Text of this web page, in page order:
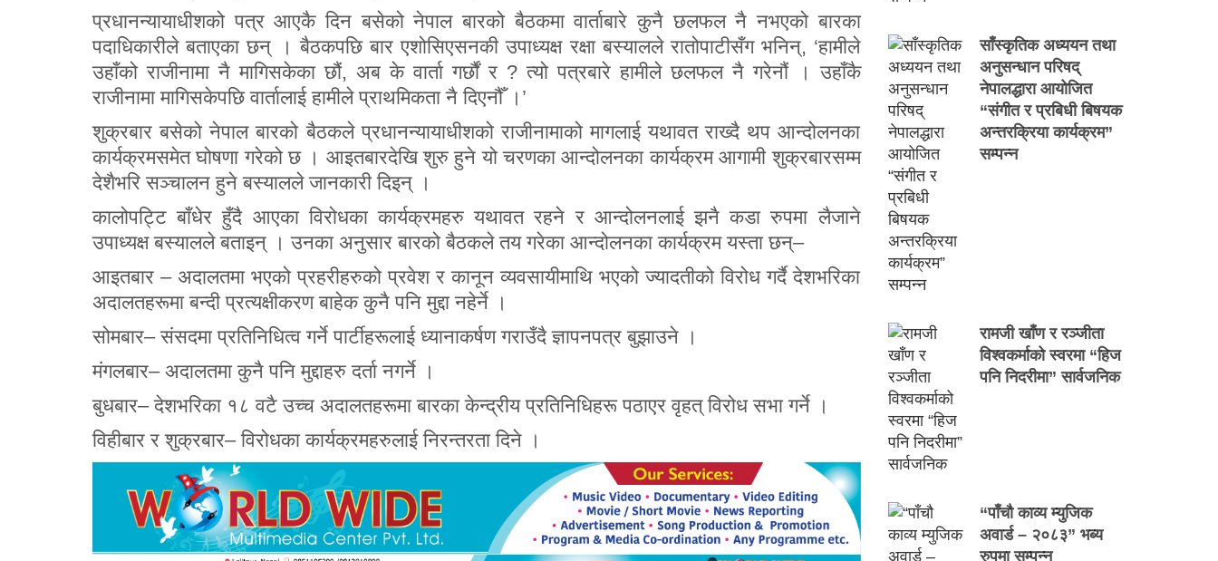
प्रधानन्यायाधीशको पत्र आएकै दिन बसेको नेपाल बारको बैठकमा वार्ताबारे कुनै छलफल नै नभएको बारका
पदाधिकारीले बताएका छन् । बैठकपछि बार एशोसिएसनकी उपाध्यक्ष रक्षा बस्यालले रातोपाटीसँग भनिन्, ‘हामीले
उहाँको राजीनामा नै मागिसकेका छौं, अब के वार्ता गर्छौं र ? त्यो पत्रबारे हामीले छलफल नै गरेनौं । उहाँकै
राजीनामा मागिसकेपछि वार्तालाई हामीले प्राथमिकता नै दिएनौँ ।’
शुक्रबार बसेको नेपाल बारको बैठकले प्रधानन्यायाधीशको राजीनामाको मागलाई यथावत राख्दै थप आन्दोलनका
कार्यक्रमसमेत घोषणा गरेको छ । आइतबारदेखि शुरु हुने यो चरणका आन्दोलनका कार्यक्रम आगामी शुक्रबारसम्म
देशैभरि सञ्चालन हुने बस्यालले जानकारी दिइन् ।
कालोपट्टि बाँधेर हुँदै आएका विरोधका कार्यक्रमहरु यथावत रहने र आन्दोलनलाई झनै कडा रुपमा लैजाने
उपाध्यक्ष बस्यालले बताइन् । उनका अनुसार बारको बैठकले तय गरेका आन्दोलनका कार्यक्रम यस्ता छन्–
आइतबार – अदालतमा भएको प्रहरीहरुको प्रवेश र कानून व्यवसायीमाथि भएको ज्यादतीको विरोध गर्दै देशभरिका
अदालतहरूमा बन्दी प्रत्यक्षीकरण बाहेक कुनै पनि मुद्दा नहेर्ने ।
सोमबार– संसदमा प्रतिनिधित्व गर्ने पार्टीहरूलाई ध्यानाकर्षण गराउँदै ज्ञापनपत्र बुझाउने ।
मंगलबार– अदालतमा कुनै पनि मुद्दाहरु दर्ता नगर्ने ।
बुधबार– देशभरिका १८ वटै उच्च अदालतहरूमा बारका केन्द्रीय प्रतिनिधिहरू पठाएर वृहत् विरोध सभा गर्ने ।
विहीबार र शुक्रबार– विरोधका कार्यक्रमहरुलाई निरन्तरता दिने ।
साँस्कृतिक अध्ययन तथा
अनुसन्धान परिषद्
नेपालद्धारा आयोजित
“संगीत र प्रबिधी बिषयक
अन्तरक्रिया कार्यक्रम”
सम्पन्न
रामजी खाँण र रञ्जीता
विश्वकर्माको स्वरमा “हिज
पनि निदरीमा” सार्वजनिक
“पाँचौ काव्य म्युजिक
अवार्ड – २०८३” भब्य
रुपमा सम्पन्न